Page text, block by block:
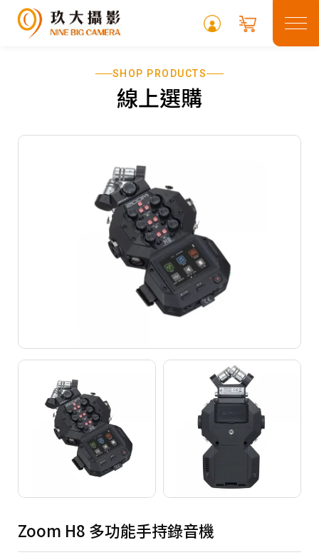
SHOP PRODUCTS
線上選購
Zoom H8 多功能手持錄音機
關於玖大
常見問題
攝影專欄
聯絡我們
Copyright ©2026 NINE ZERO PLURAL INC.All Rights Reserved.